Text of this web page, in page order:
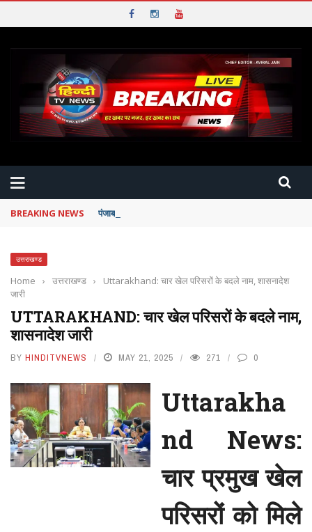
BREAKING NEWS पंजाब विधानसभा: कनाडा में फंसे छात्रों को पंजाब सरकार देगी पूरी
उत्तराखण्ड
Home › उत्तराखण्ड ›
Uttarakhand: चार खेल परिसरों के बदले नाम, शासनादेश
जारी
UTTARAKHAND: चार खेल परिसरों के बदले नाम,
शासनादेश जारी
BY HINDITVNEWS MAY 21, 2025 271 0
Uttarakha
nd News:
चार प्रमुख खेल
परिसरों को मिले